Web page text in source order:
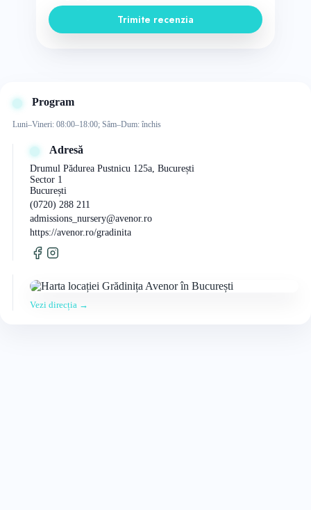
Trimite recenzia
Program
Luni–Vineri: 08:00–18:00; Sâm–Dum: închis
Adresă
Drumul Pădurea Pustnicu 125a, București
Sector 1
București
(0720) 288 211
admissions_nursery@avenor.ro
https://avenor.ro/gradinita
Vezi direcția →